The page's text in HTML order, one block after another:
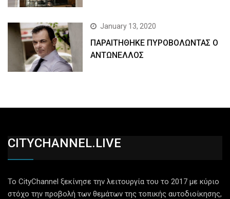
January 13, 2020
ΠΑΡΑΙΤΗΘΗΚΕ ΠΥΡΟΒΟΛΩΝΤΑΣ Ο
ΑΝΤΩΝΕΛΛΟΣ
CITYCHANNEL.LIVE
Το CityChannel ξεκίνησε την λειτουργία του το 2017 με κύριο
στόχο την προβολή των θεμάτων της τοπικής αυτοδιοίκησης,